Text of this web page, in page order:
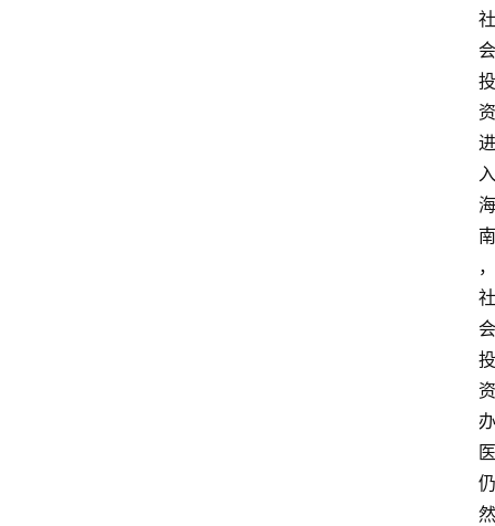
社
会
投
资
进
入
海
南
，
社
会
投
资
办
医
仍
然